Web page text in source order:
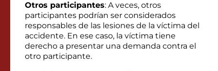
Otros participantes: A veces, otros
participantes podrían ser considerados
responsables de las lesiones de la víctima del
accidente. En ese caso, la víctima tiene
derecho a presentar una demanda contra el
otro participante.